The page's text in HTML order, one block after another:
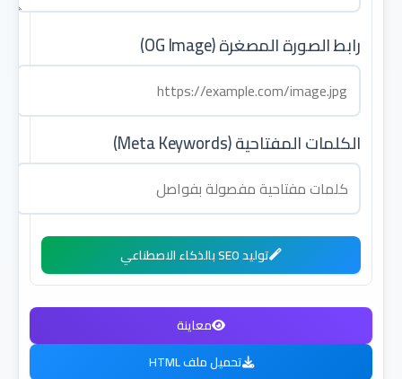
رابط الصورة المصغرة (OG Image)
الكلمات المفتاحية (Meta Keywords)
توليد SEO بالذكاء الاصطناعي
معاينة
تحميل ملف HTML